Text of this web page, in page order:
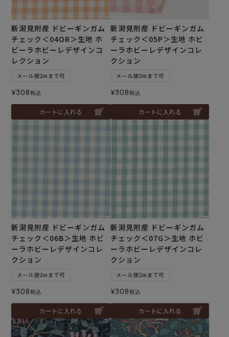
新潟見附産 ドビーギンガム
チェック＜04OR＞生地 ホ
ビーラホビーレデザインコ
レクション
メール便2mまで可
¥308税込
カートに入れる
新潟見附産 ドビーギンガム
チェック＜05P＞生地 ホビ
ーラホビーレデザインコレ
クション
メール便2mまで可
¥308税込
カートに入れる
新潟見附産 ドビーギンガム
チェック＜06B＞生地 ホビ
ーラホビーレデザインコレ
クション
メール便2mまで可
¥308税込
カートに入れる
新潟見附産 ドビーギンガム
チェック＜07G＞生地 ホビ
ーラホビーレデザインコレ
クション
メール便2mまで可
¥308税込
カートに入れる